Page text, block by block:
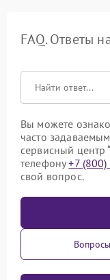
FAQ. Ответы
Вы можете
часто
сервисный центр
телефону+7
свой вопрос.